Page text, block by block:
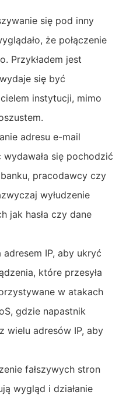
się pod inny
że połączenie
Przykładem jest
się być
instytucji, mimo
adresu e-mail
się pochodzić
pracodawcy czy
wyłudzenie
jak hasła czy dane
adresem IP, aby ukryć
które przesyła
w atakach
gdzie napastnik
wielu adresów IP, aby
fałszywych stron
wygląd i działanie